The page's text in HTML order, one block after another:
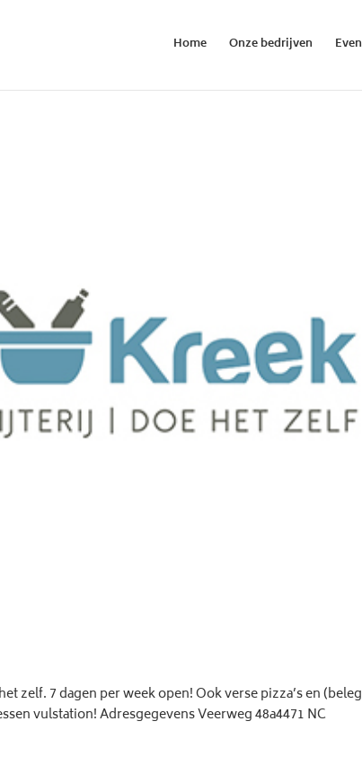
Home Onze bedrijven
zelf. 7 dagen per week open! Ook verse pizza’s en
vulstation! Adresgegevens Veerweg 48a4471 NC